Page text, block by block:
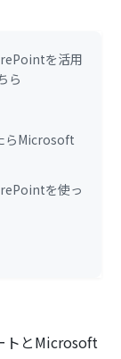
を活用
ら
らMicrosoft
を使っ
トとMicrosoft